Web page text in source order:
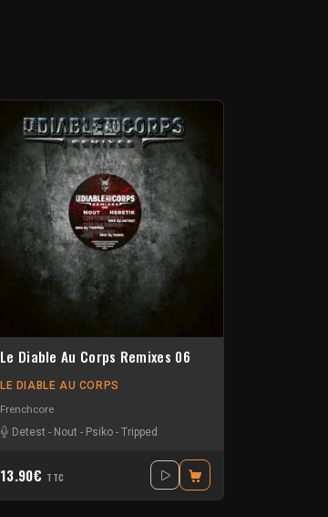
Le Diable Au Corps Remixes 06
LE DIABLE AU CORPS
Frenchcore
Detest - Nout - Psiko - Tripped
13.90€ TTC